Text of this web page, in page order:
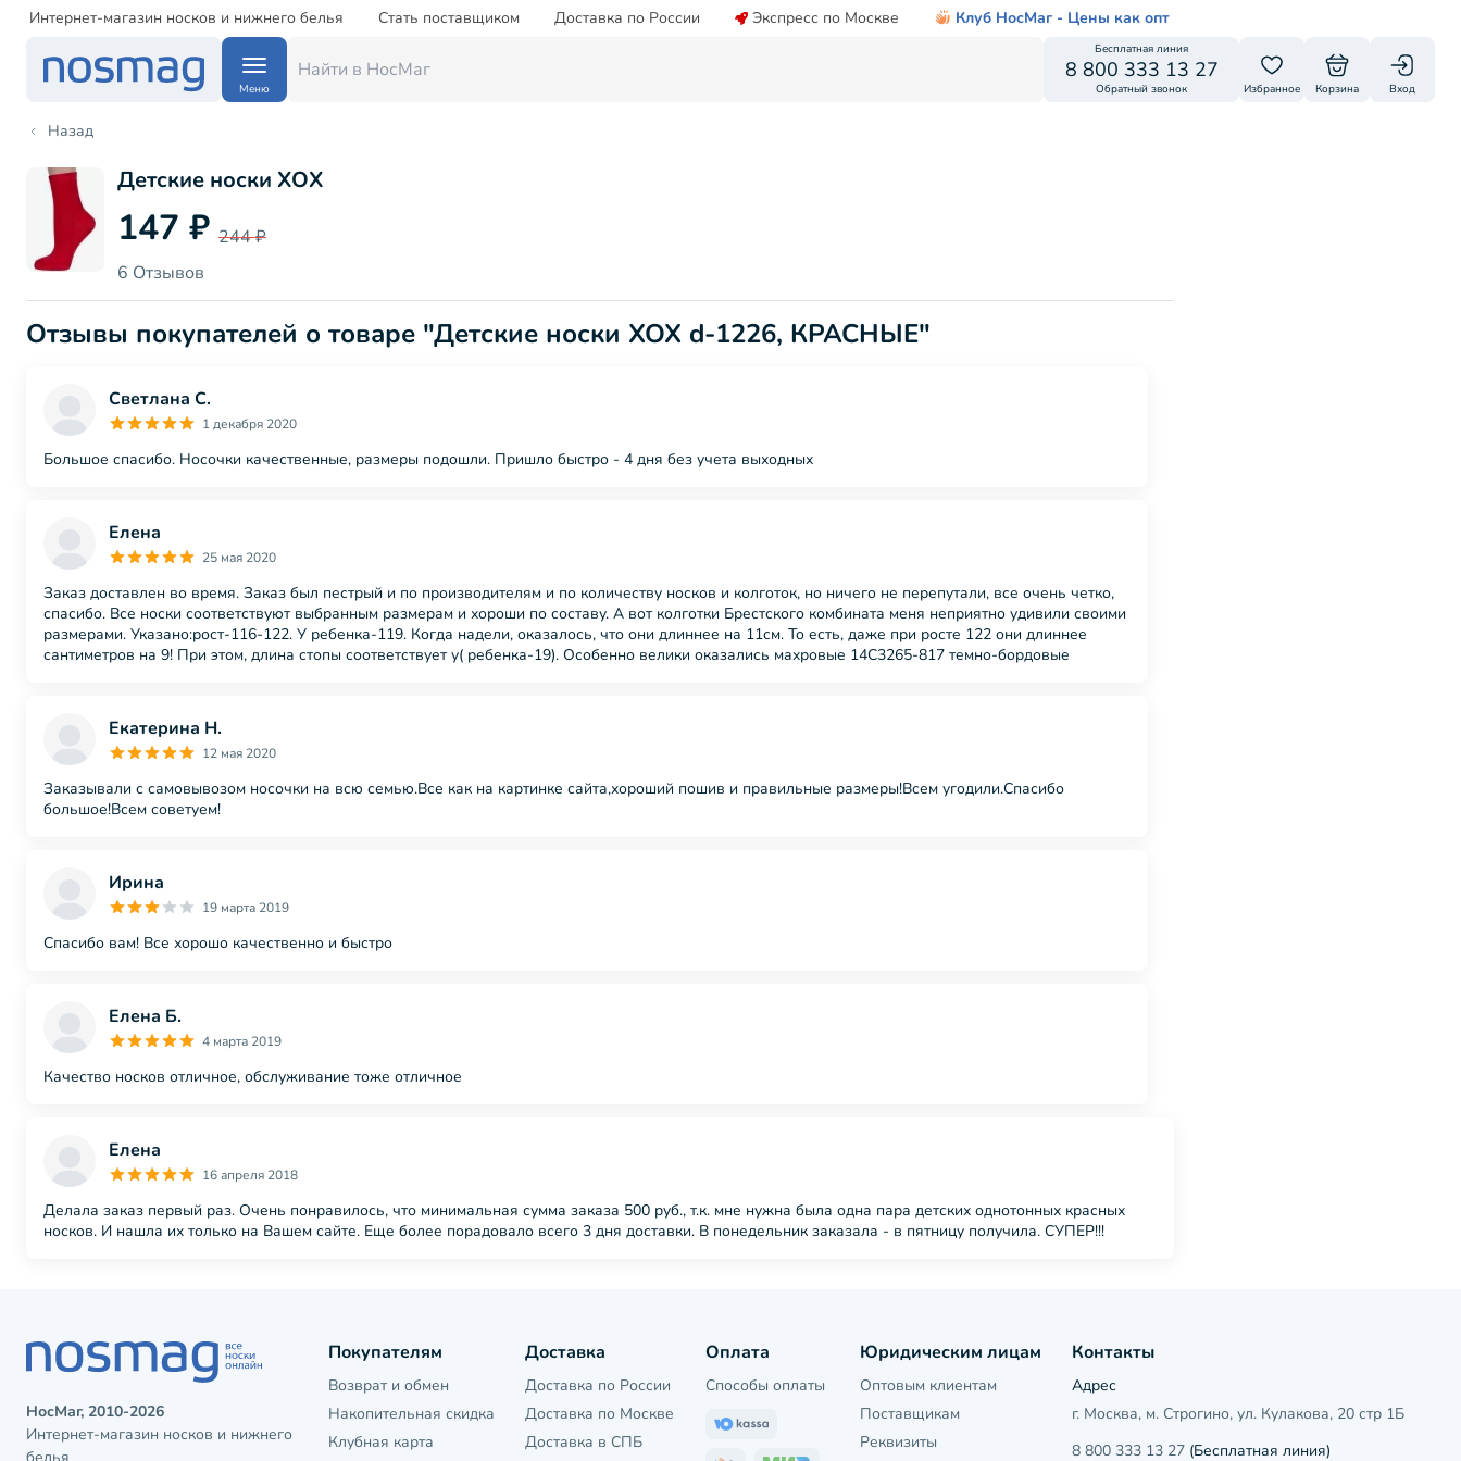
Интернет-магазин носков и нижнего белья Стать поставщиком Доставка по России Экспресс по Москве Клуб НосМаг - Цены как опт
Меню
Бесплатная линия
8 800 333 13 27
Обратный звонок Избранное Корзина Вход
Назад
Детские носки ХОХ
147 ₽ 244 ₽
6 Отзывов
Отзывы покупателей о товаре "Детские носки ХОХ d-1226, КРАСНЫЕ"
Светлана С.
1 декабря 2020
Большое спасибо. Носочки качественные, размеры подошли. Пришло быстро - 4 дня без учета выходных
Елена
25 мая 2020
Заказ доставлен во время. Заказ был пестрый и по производителям и по количеству носков и колготок, но ничего не перепутали, все очень четко,
спасибо. Все носки соответствуют выбранным размерам и хороши по составу. А вот колготки Брестского комбината меня неприятно удивили своими
размерами. Указано:рост-116-122. У ребенка-119. Когда надели, оказалось, что они длиннее на 11см. То есть, даже при росте 122 они длиннее
сантиметров на 9! При этом, длина стопы соответствует у( ребенка-19). Особенно велики оказались махровые 14С3265-817 темно-бордовые
Екатерина Н.
12 мая 2020
Заказывали с самовывозом носочки на всю семью.Все как на картинке сайта,хороший пошив и правильные размеры!Всем угодили.Спасибо
большое!Всем советуем!
Ирина
19 марта 2019
Спасибо вам! Все хорошо качественно и быстро
Елена Б.
4 марта 2019
Качество носков отличное, обслуживание тоже отличное
Елена
16 апреля 2018
Делала заказ первый раз. Очень понравилось, что минимальная сумма заказа 500 руб., т.к. мне нужна была одна пара детских однотонных красных
носков. И нашла их только на Вашем сайте. Еще более порадовало всего 3 дня доставки. В понедельник заказала - в пятницу получила. СУПЕР!!!
НосМаг, 2010-2026
Интернет-магазин носков и нижнего
Покупателям
Возврат и обмен
Накопительная скидка
Клубная карта
Доставка
Доставка по России
Доставка по Москве
Доставка в СПБ
Оплата
Способы оплаты
Юридическим лицам
Оптовым клиентам
Поставщикам
Реквизиты
Контакты
Адрес
г. Москва, м. Строгино, ул. Кулакова, 20 стр 1Б
8 800 333 13 27(Бесплатная линия)